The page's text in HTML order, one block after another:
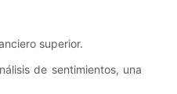
superior.
de sentimientos, una